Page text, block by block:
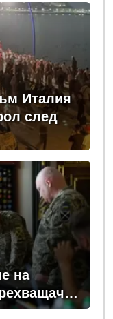
Италия
след
на